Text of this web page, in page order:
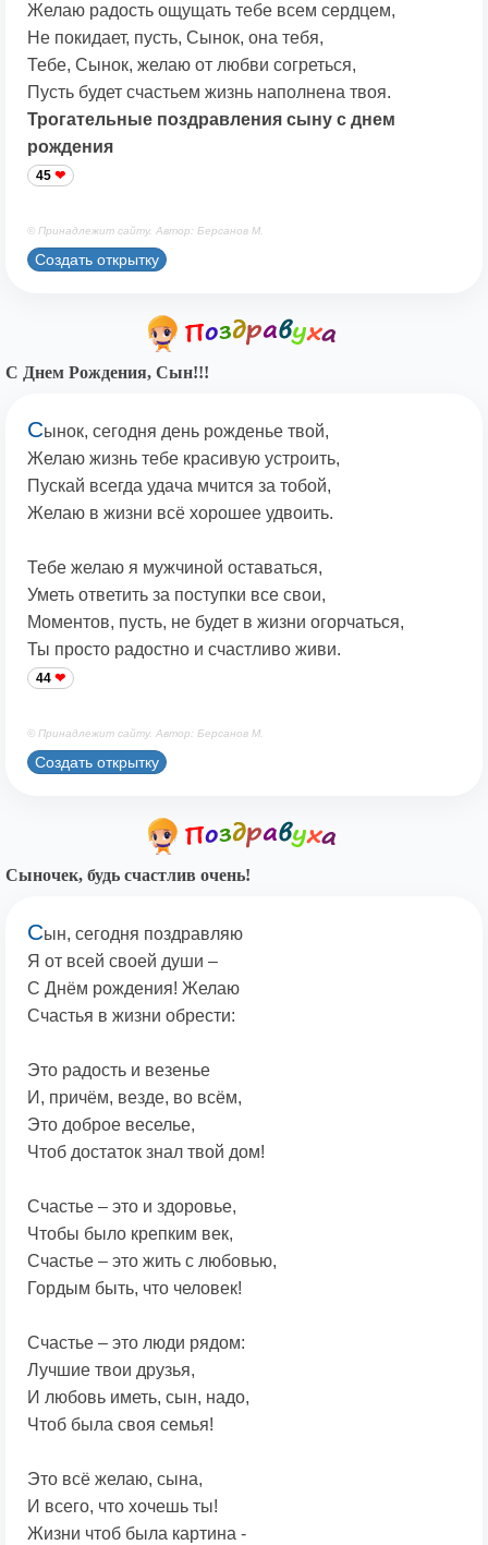
Желаю радость ощущать тебе всем сердцем,
Не покидает, пусть, Сынок, она тебя,
Тебе, Сынок, желаю от любви согреться,
Пусть будет счастьем жизнь наполнена твоя.
Трогательные поздравления сыну с днем
рождения
45
© Принадлежит сайту. Автор: Берсанов М.
Создать открытку
С Днем Рождения, Сын!!!
Сынок, сегодня день рожденье твой,
Желаю жизнь тебе красивую устроить,
Пускай всегда удача мчится за тобой,
Желаю в жизни всё хорошее удвоить.
Тебе желаю я мужчиной оставаться,
Уметь ответить за поступки все свои,
Моментов, пусть, не будет в жизни огорчаться,
Ты просто радостно и счастливо живи.
44
© Принадлежит сайту. Автор: Берсанов М.
Создать открытку
Сыночек, будь счастлив очень!
Сын, сегодня поздравляю
Я от всей своей души –
С Днём рождения! Желаю
Счастья в жизни обрести:
Это радость и везенье
И, причём, везде, во всём,
Это доброе веселье,
Чтоб достаток знал твой дом!
Счастье – это и здоровье,
Чтобы было крепким век,
Счастье – это жить с любовью,
Гордым быть, что человек!
Счастье – это люди рядом:
Лучшие твои друзья,
И любовь иметь, сын, надо,
Чтоб была своя семья!
Это всё желаю, сына,
И всего, что хочешь ты!
Жизни чтоб была картина -